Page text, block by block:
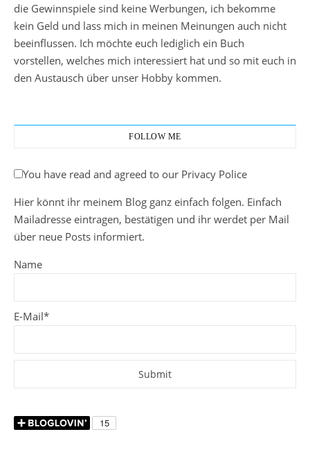
die Gewinnspiele sind keine Werbungen, ich bekomme
kein Geld und lass mich in meinen Meinungen auch nicht
beeinflussen. Ich möchte euch lediglich ein Buch
vorstellen, welches mich interessiert hat und so mit euch in
den Austausch über unser Hobby kommen.
FOLLOW ME
You have read and agreed to our Privacy Police
Hier könnt ihr meinem Blog ganz einfach folgen. Einfach
Mailadresse eintragen, bestätigen und ihr werdet per Mail
über neue Posts informiert.
Name
E-Mail*